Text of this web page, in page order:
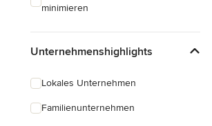
minimieren
Unternehmenshighlights
Lokales Unternehmen
Familienunternehmen